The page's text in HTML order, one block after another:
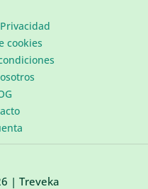
cookies
| Treveka